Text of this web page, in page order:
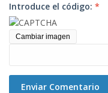
Introduce el código: *
Cambiar imagen
Enviar Comentario